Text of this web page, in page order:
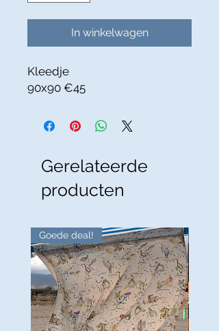
In winkelwagen
Kleedje
90x90 €45
Gerelateerde
producten
Goede deal!